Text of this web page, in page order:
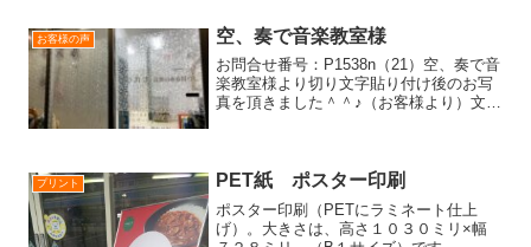
看板を設置するとなると、予算や設置場
所が課題になることも多い...
お客様の声 空、奏で音楽教室様
お問合せ番号：P1538n（21）空、奏で音
楽教室様より切り文字貼り付け後のお写
真を頂きました＾＾♪（お客様より）文字
プリント PET紙 ポスター印刷
ポスター印刷（PETにラミネート仕上
げ）。大きさは、高さ１０３０ミリ×幅